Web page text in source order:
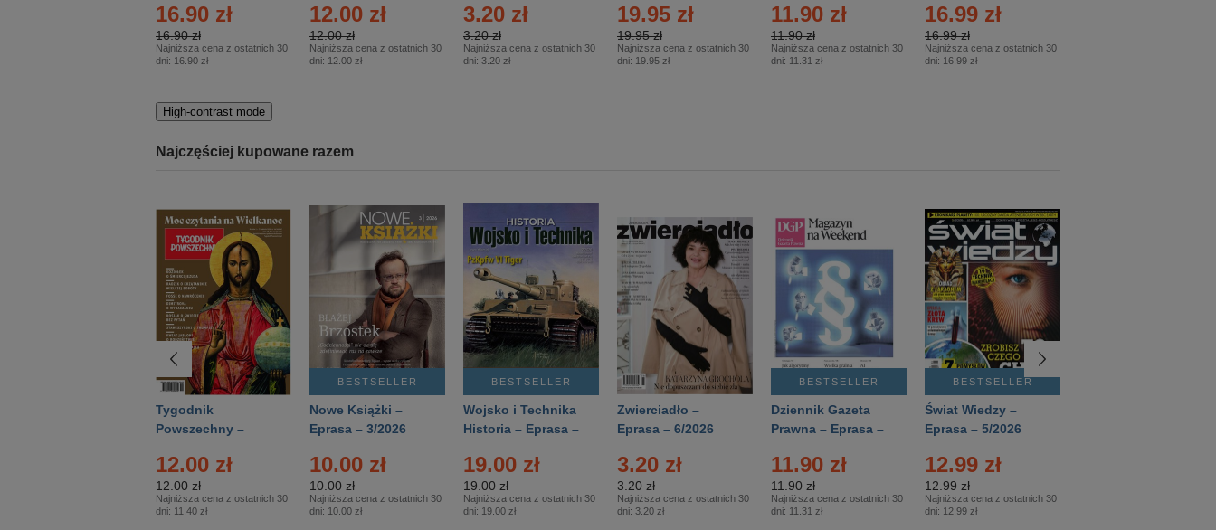
16.90 zł
16.90 zł
Najniższa cena z ostatnich 30
dni: 16.90 zł
12.00 zł
12.00 zł
Najniższa cena z ostatnich 30
dni: 12.00 zł
3.20 zł
3.20 zł
Najniższa cena z ostatnich 30
dni: 3.20 zł
19.95 zł
19.95 zł
Najniższa cena z ostatnich 30
dni: 19.95 zł
11.90 zł
11.90 zł
Najniższa cena z ostatnich 30
dni: 11.31 zł
16.99 zł
16.99 zł
Najniższa cena z ostatnich 30
dni: 16.99 zł
High-contrast mode
Najczęściej kupowane razem
Tygodnik
Powszechny –
12.00 zł
12.00 zł
Najniższa cena z ostatnich 30
dni: 11.40 zł
BESTSELLER
Nowe Książki –
Eprasa – 3/2026
10.00 zł
10.00 zł
Najniższa cena z ostatnich 30
dni: 10.00 zł
BESTSELLER
Wojsko i Technika
Historia – Eprasa –
19.00 zł
19.00 zł
Najniższa cena z ostatnich 30
dni: 19.00 zł
Zwierciadło –
Eprasa – 6/2026
3.20 zł
3.20 zł
Najniższa cena z ostatnich 30
dni: 3.20 zł
BESTSELLER
Dziennik Gazeta
Prawna – Eprasa –
11.90 zł
11.90 zł
Najniższa cena z ostatnich 30
dni: 11.31 zł
BESTSELLER
Świat Wiedzy –
Eprasa – 5/2026
12.99 zł
12.99 zł
Najniższa cena z ostatnich 30
dni: 12.99 zł